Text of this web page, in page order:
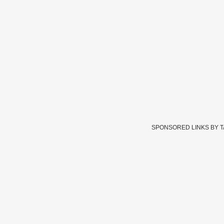
SPONSORED LINKS BY